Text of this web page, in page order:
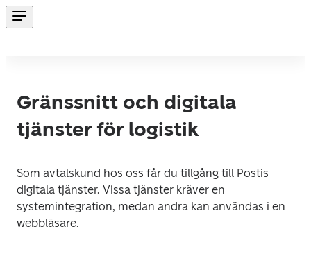
Gränssnitt och digitala
tjänster för logistik
Som avtalskund hos oss får du tillgång till Postis
digitala tjänster. Vissa tjänster kräver en
systemintegration, medan andra kan användas i en
webbläsare.